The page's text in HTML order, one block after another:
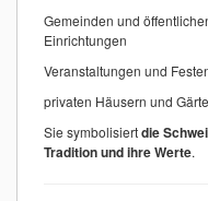
Gemeinden und
Einrichtungen
Veranstaltungen und
privaten Häusern und
Sie symbolisiertdie
Tradition und ihre Werte.